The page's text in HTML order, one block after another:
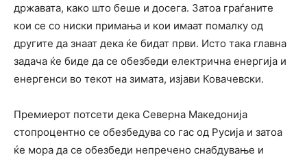
државата, како што беше и досега. Затоа граѓаните
кои се со ниски примања и кои имаат помалку од
другите да знаат дека ќе бидат први. Исто така главна
задача ќе биде да се обезбеди електрична енергија и
енергенси во текот на зимата, изјави Ковачевски.
Премиерот потсети дека Северна Македонија
стопроцентно се обезбедува со гас од Русија и затоа
ќе мора да се обезбеди непречено снабдување и